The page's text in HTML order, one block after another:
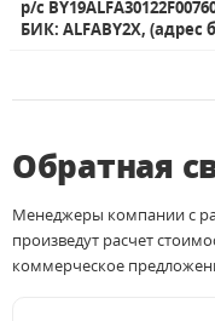
р/с
БИК: ALFABY2X, (адрес
Обратная
Менеджеры компании с
произведут расчет
коммерческое